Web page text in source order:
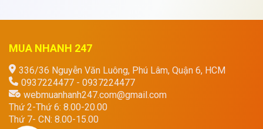
MUA NHANH 247
336/36 Nguyễn Văn Luông, Phú Lâm, Quận 6, HCM
0937224477 - 0937224477
webmuanhanh247.com@gmail.com
Thứ 2-Thứ 6: 8.00-20.00
Thứ 7- CN: 8.00-15.00